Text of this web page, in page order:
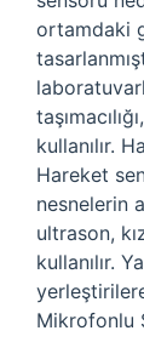
ortamdaki
kullanılır.
Hareket
nesnelerin
ultrason,
kullanılır.
Mikrofonlu